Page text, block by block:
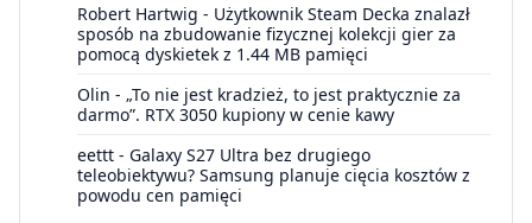
Robert Hartwig - Użytkownik Steam Decka znalazł
sposób na zbudowanie fizycznej kolekcji gier za
pomocą dyskietek z 1.44 MB pamięci
Olin - „To nie jest kradzież, to jest praktycznie za
darmo”. RTX 3050 kupiony w cenie kawy
eettt - Galaxy S27 Ultra bez drugiego
teleobiektywu? Samsung planuje cięcia kosztów z
powodu cen pamięci